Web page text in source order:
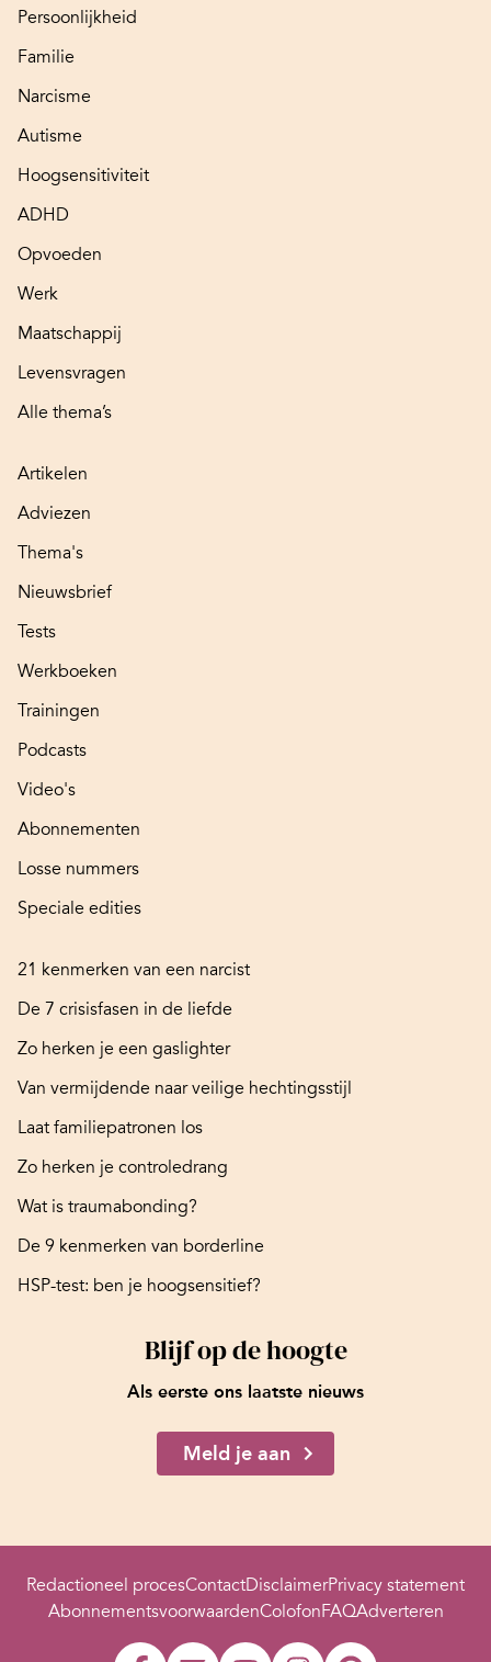
Persoonlijkheid
Familie
Narcisme
Autisme
Hoogsensitiviteit
ADHD
Opvoeden
Werk
Maatschappij
Levensvragen
Alle thema’s
Artikelen
Adviezen
Thema's
Nieuwsbrief
Tests
Werkboeken
Trainingen
Podcasts
Video's
Abonnementen
Losse nummers
Speciale edities
21 kenmerken van een narcist
De 7 crisisfasen in de liefde
Zo herken je een gaslighter
Van vermijdende naar veilige hechtingsstijl
Laat familiepatronen los
Zo herken je controledrang
Wat is traumabonding?
De 9 kenmerken van borderline
HSP-test: ben je hoogsensitief?
Blijf op de hoogte
Als eerste ons laatste nieuws
Meld je aan
Redactioneel procesContactDisclaimerPrivacy statement
AbonnementsvoorwaardenColofonFAQAdverteren